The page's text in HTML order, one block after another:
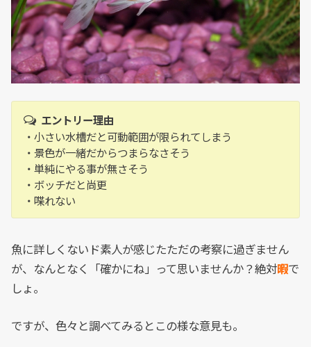
エントリー理由
・小さい水槽だと可動範囲が限られてしまう
・景色が一緒だからつまらなさそう
・単純にやる事が無さそう
・ボッチだと尚更
・喋れない
魚に詳しくないド素人が感じたただの考察に過ぎません
が、なんとなく「確かにね」って思いませんか？絶対暇で
しょ。
ですが、色々と調べてみるとこの様な意見も。